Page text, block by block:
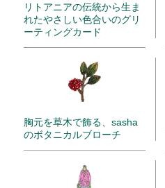
リトアニアの伝統から生ま
れたやさしい色合いのグリ
ーティングカード
胸元を草木で飾る、sasha
のボタニカルブローチ